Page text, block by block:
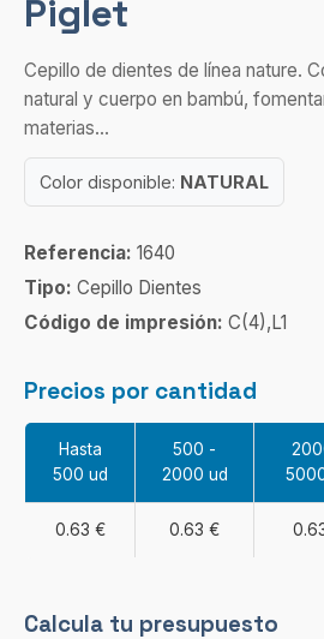
Piglet
Cepillo de dientes de línea nature.
natural y cuerpo en bambú,
materias...
Color disponible: NATURAL
Referencia: 1640
Tipo: Cepillo Dientes
Código de impresión: C(4),L1
Precios por cantidad
Hasta
500 ud
500 -
2000 ud
0.63 € 0.63 €
Calcula tu presupuesto